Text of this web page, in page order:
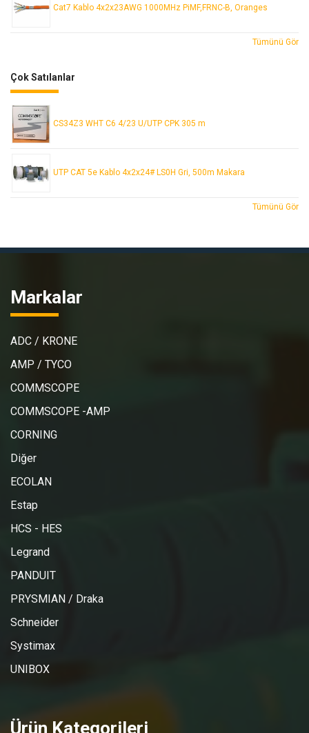
Cat7 Kablo 4x2x23AWG 1000MHz PiMF,FRNC-B, Oranges
Tümünü Gör
Çok Satılanlar
CS34Z3 WHT C6 4/23 U/UTP CPK 305 m
UTP CAT 5e Kablo 4x2x24# LS0H Gri, 500m Makara
Tümünü Gör
Markalar
ADC / KRONE
AMP / TYCO
COMMSCOPE
COMMSCOPE -AMP
CORNING
Diğer
ECOLAN
Estap
HCS - HES
Legrand
PANDUIT
PRYSMIAN / Draka
Schneider
Systimax
UNIBOX
Ürün Kategorileri